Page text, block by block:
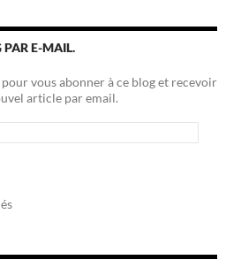
PAR E-MAIL.
vous abonner à ce blog et recevoir
article par email.